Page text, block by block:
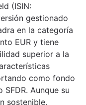
(ISIN:
gestionado
en la categoría
EUR y tiene
superior a la
como fondo
Aunque su
sostenible,